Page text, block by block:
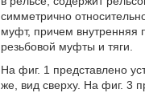
симметрично
муфт, причем внутренняя
резьбовой муфты и тяги.
На фиг. 1 представлено
же, вид сверху. На фиг. 3